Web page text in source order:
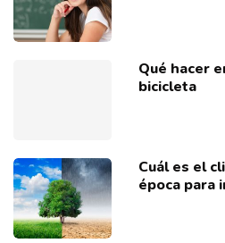
Qué hacer
bicicleta
Cuál es el
época para